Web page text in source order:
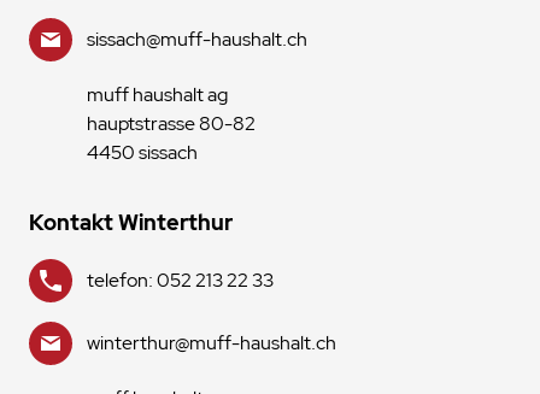
sissach@muff-haushalt.ch
muff haushalt ag
hauptstrasse 80-82
4450 sissach
Kontakt Winterthur
telefon: 052 213 22 33
winterthur@muff-haushalt.ch